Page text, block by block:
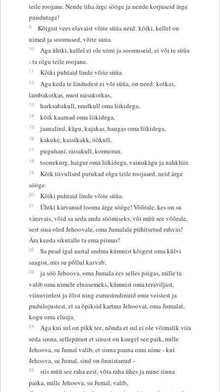
teile roojane. Nende liha ärge sööge ja nende korjuseid ärge
puudutage!
9
Kõigist vees elavaist võite süüa neid: kõiki, kellel on
uimed ja soomused, võite süüa.
10
Aga ühtki, kellel ei ole uimi ja soomuseid, ei või te süüa
- ta olgu teile roojane.
11 Kõiki puhtaid linde võite süüa.
12
Aga keda te lindudest ei või süüa, on need: kotkas,
lambakotkas, must raisakotkas,
13 harksabakull, raudkull oma liikidega,
14 kõik kaarnad oma liikidega,
15 jaanalind, kägu, kajakas, haugas oma liikidega,
16 kakuke, kassikakk, öökull,
17 puguhani, raisakull, kormoran,
18 toonekurg, haigur oma liikidega, vainukägu ja nahkhiir.
19
Kõik tiivulised putukad olgu teile roojased, neid ärge
sööge.
20 Kõiki puhtaid linde võite süüa.
21
Ühtki kärvanud looma ärge sööge! Võõrale, kes on su
väravais, võid sa seda anda söömiseks, või müü see võõrale,
sest sina oled Jehoovale, oma Jumalale pühitsetud rahvas!
Ära keeda sikutalle ta ema piimas!
22
Sa pead igal aastal andma kümnist kõigest oma külvi
saagist, mis su põllul kasvab;
23
ja söö Jehoova, oma Jumala ees selles paigas, mille ta
valib oma nimele eluasemeks, kümnist oma teraviljast,
viinavirdest ja õlist ning esmasündinuid oma veistest ja
pudulojustest, et sa õpiksid kartma Jehoovat, oma Jumalat,
kogu oma eluaja.
24
Aga kui sul on pikk tee, nõnda et sul ei ole võimalik viia
seda sinna, sellepärast et sinust on kaugel see paik, mille
Jehoova, su Jumal valib, et sinna panna oma nime - kui
Jehoova, su Jumal, sind on õnnistanud -
25
siis müü see raha eest, võta raha ühes ja mine sinna
paika, mille Jehoova, su Jumal, valib,